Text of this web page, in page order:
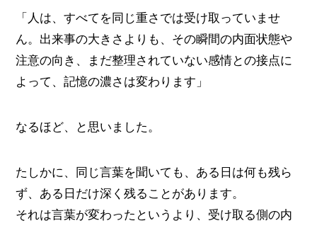
「人は、すべてを同じ重さでは受け取っていませ
ん。出来事の大きさよりも、その瞬間の内面状態や
注意の向き、まだ整理されていない感情との接点に
よって、記憶の濃さは変わります」
なるほど、と思いました。
たしかに、同じ言葉を聞いても、ある日は何も残ら
ず、ある日だけ深く残ることがあります。
それは言葉が変わったというより、受け取る側の内